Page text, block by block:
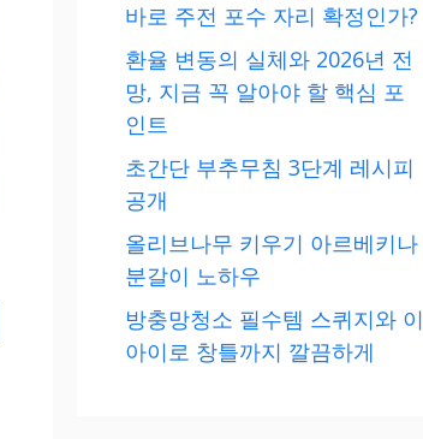
바로 주전 포수 자리 확정인가?
환율 변동의 실체와 2026년 전
망, 지금 꼭 알아야 할 핵심 포
인트
초간단 부추무침 3단계 레시피
공개
올리브나무 키우기 아르베키나
분갈이 노하우
방충망청소 필수템 스퀴지와 이
아이로 창틀까지 깔끔하게